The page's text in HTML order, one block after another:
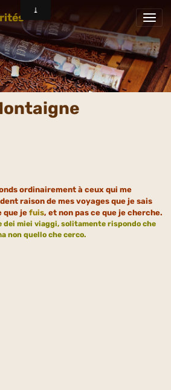
ordinairement à ceux qui me
raison de mes voyages que je sais
que jefuis, et non pas ce que je cherche.
dei miei viaggi, solitamente rispondo che
non quello che cerco.